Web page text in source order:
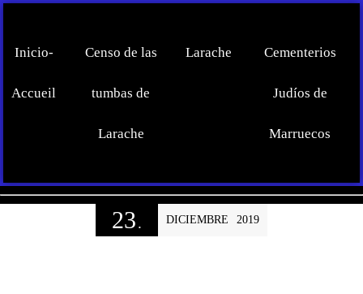
Inicio-
Accueil
Censo de las
tumbas de
Larache
Larache Cementerios
Judíos de
Marruecos
23. DICIEMBRE 2019